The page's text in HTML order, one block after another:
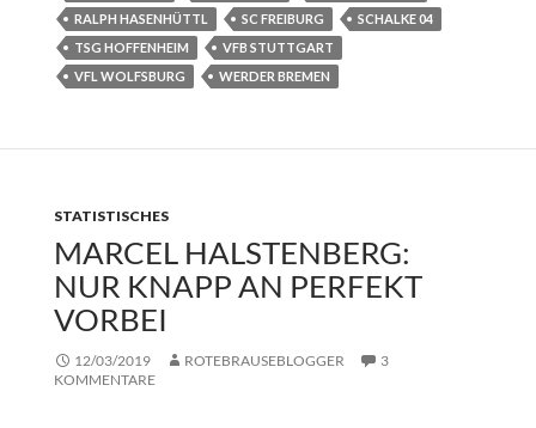
RALPH HASENHÜTTL
SC FREIBURG
SCHALKE 04
TSG HOFFENHEIM
VFB STUTTGART
VFL WOLFSBURG
WERDER BREMEN
STATISTISCHES
MARCEL HALSTENBERG:
NUR KNAPP AN PERFEKT
VORBEI
12/03/2019 ROTEBRAUSEBLOGGER
3
KOMMENTARE